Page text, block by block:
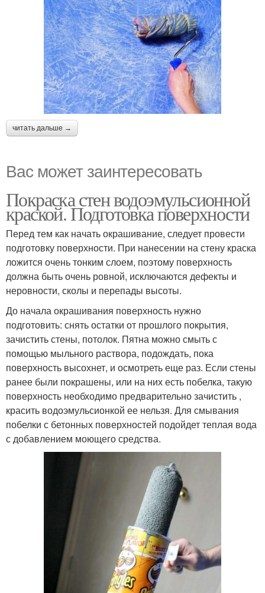
читать дальше →
Вас может заинтересовать
Покраска стен водоэмульсионной
краской. Подготовка поверхности
Перед тем как начать окрашивание, следует провести
подготовку поверхности. При нанесении на стену краска
ложится очень тонким слоем, поэтому поверхность
должна быть очень ровной, исключаются дефекты и
неровности, сколы и перепады высоты.
До начала окрашивания поверхность нужно
подготовить: снять остатки от прошлого покрытия,
зачистить стены, потолок. Пятна можно смыть с
помощью мыльного раствора, подождать, пока
поверхность высохнет, и осмотреть еще раз. Если стены
ранее были покрашены, или на них есть побелка, такую
поверхность необходимо предварительно зачистить ,
красить водоэмульсионкой ее нельзя. Для смывания
побелки с бетонных поверхностей подойдет теплая вода
с добавлением моющего средства.